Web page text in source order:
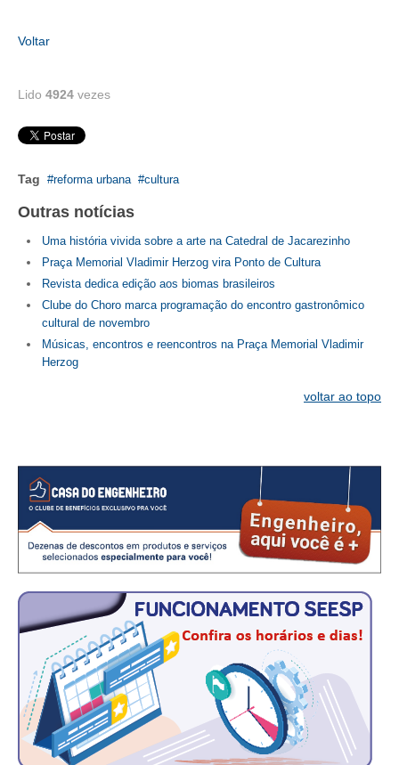
NEWSLETTER
GUIA DAS ENGENHARIAS
CURSOS
ENGENHEIRO EMPREENDEDOR
SEESP EDUCAÇÃO
PLATAFORMAS GRATUITAS
BENEFÍCIOS
SEESPPREV
CONSÓRCIOS
COMUNICAÇÃO
PALAVRA DO MURILO
NOTÍCIAS
CONTEÚDO ESPECIAL
JORNAL DO ENGENHEIRO
Voltar
Lido 4924 vezes
Tag reforma urbana cultura
Outras notícias
Uma história vivida sobre a arte na Catedral de Jacarezinho
Praça Memorial Vladimir Herzog vira Ponto de Cultura
Revista dedica edição aos biomas brasileiros
Clube do Choro marca programação do encontro gastronômico
cultural de novembro
Músicas, encontros e reencontros na Praça Memorial Vladimir
Herzog
voltar ao topo